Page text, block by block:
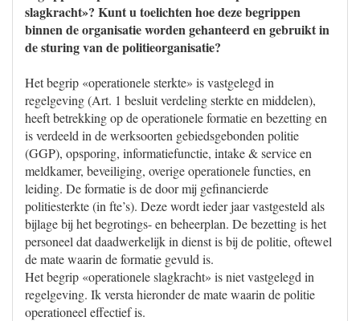
slagkracht»? Kunt u toelichten hoe deze begrippen
binnen de organisatie worden gehanteerd en gebruikt in
de sturing van de politieorganisatie?
Het begrip «operationele sterkte» is vastgelegd in
regelgeving (Art. 1 besluit verdeling sterkte en middelen),
heeft betrekking op de operationele formatie en bezetting en
is verdeeld in de werksoorten gebiedsgebonden politie
(GGP), opsporing, informatiefunctie, intake & service en
meldkamer, beveiliging, overige operationele functies, en
leiding. De formatie is de door mij gefinancierde
politiesterkte (in fte’s). Deze wordt ieder jaar vastgesteld als
bijlage bij het begrotings- en beheerplan. De bezetting is het
personeel dat daadwerkelijk in dienst is bij de politie, oftewel
de mate waarin de formatie gevuld is.
Het begrip «operationele slagkracht» is niet vastgelegd in
regelgeving. Ik versta hieronder de mate waarin de politie
operationeel effectief is.